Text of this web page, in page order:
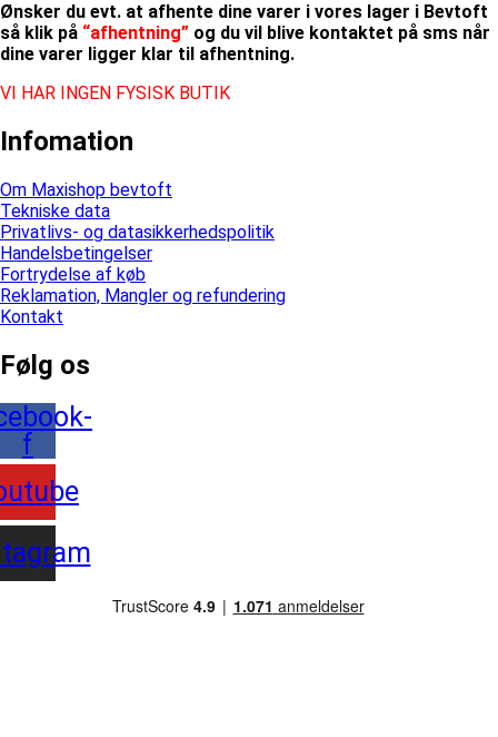
Ønsker du evt. at afhente dine varer i vores lager i Bevtoft
så klik på “afhentning” og du vil blive kontaktet på sms når
dine varer ligger klar til afhentning.
VI HAR INGEN FYSISK BUTIK
Infomation
Om Maxishop bevtoft
Tekniske data
Privatlivs- og datasikkerhedspolitik
Handelsbetingelser
Fortrydelse af køb
Reklamation, Mangler og refundering
Kontakt
Følg os
f